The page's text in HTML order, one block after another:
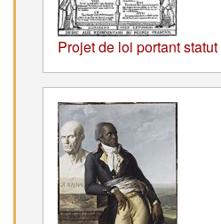
Projet de loi portant